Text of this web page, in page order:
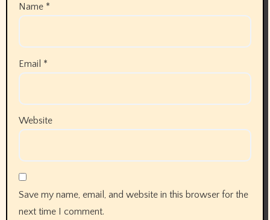
Name *
Email *
Website
Save my name, email, and website in this browser for the
next time I comment.